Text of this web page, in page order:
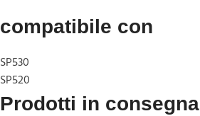
compatibile con
SP530
SP520
Prodotti in consegna